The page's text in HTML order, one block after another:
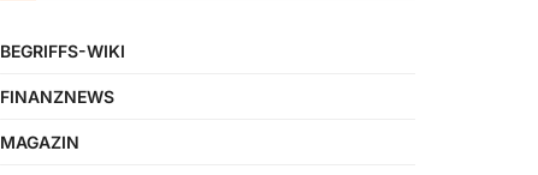
BEGRIFFS-WIKI
FINANZNEWS
MAGAZIN